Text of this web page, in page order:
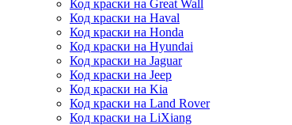
Код краски на Great Wall
Код краски на Haval
Код краски на Honda
Код краски на Hyundai
Код краски на Jaguar
Код краски на Jeep
Код краски на Kia
Код краски на Land Rover
Код краски на LiXiang